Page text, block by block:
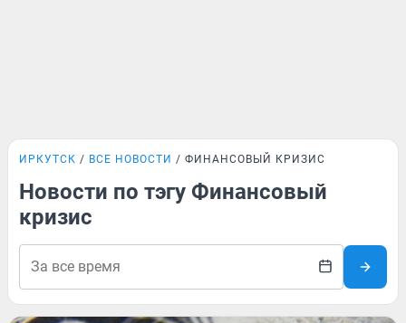
ИРКУТСК ВСЕ НОВОСТИ ФИНАНСОВЫЙ КРИЗИС
Новости по тэгу Финансовый
кризис